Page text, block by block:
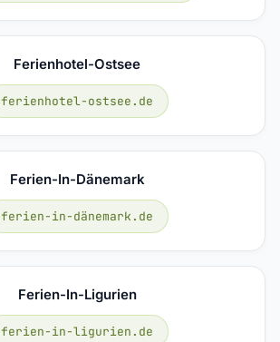
Ferienhotel-Ostsee
ferienhotel-ostsee.de
Ferien-In-Dänemark
ferien-in-dänemark.de
Ferien-In-Ligurien
ferien-in-ligurien.de